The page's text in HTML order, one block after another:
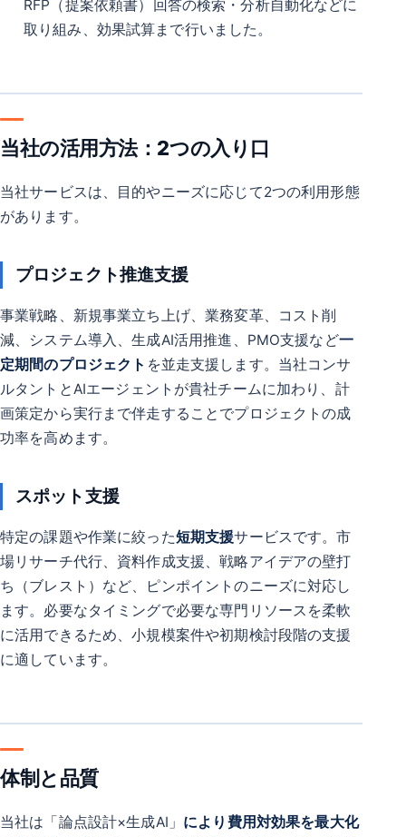
RFP（提案依頼書）回答の検索・分析自動化などに
取り組み、効果試算まで行いました。
当社の活用方法：2つの入り口
当社サービスは、目的やニーズに応じて2つの利用形態
があります。
プロジェクト推進支援
事業戦略、新規事業立ち上げ、業務変革、コスト削
減、システム導入、生成AI活用推進、PMO支援など一
定期間のプロジェクト を並走支援します。当社コンサ
ルタントとAIエージェントが貴社チームに加わり、計
画策定から実行まで伴走することでプロジェクトの成
功率を高めます。
スポット支援
特定の課題や作業に絞った短期支援サービスです。市
場リサーチ代行、資料作成支援、戦略アイデアの壁打
ち（ブレスト）など、ピンポイントのニーズに対応し
ます。必要なタイミングで必要な専門リソースを柔軟
に活用できるため、小規模案件や初期検討段階の支援
に適しています。
体制と品質
当社は「論点設計×生成AI」 により費用対効果を最大化